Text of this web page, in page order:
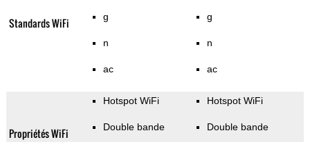
Standards WiFi g
n
ac
g
n
ac
Propriétés WiFi
Hotspot WiFi
Double bande
Hotspot WiFi
Double bande